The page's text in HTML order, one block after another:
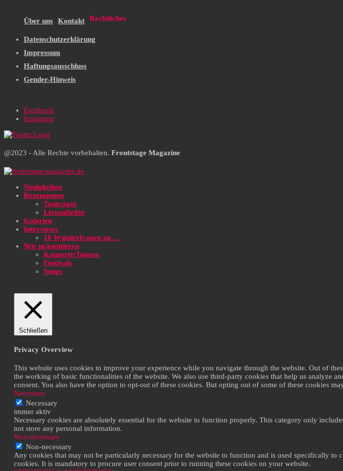
Über uns Kontakt Rechtliches
Datenschutzerklärung
Impressum
Haftungsausschluss
Gender-Hinweis
Facebook
Instagram
@2023 - Alle Rechte vorbehalten. Frontstage Magazine
Neuigkeiten
Rezensionen
Tonträger
Liveauftritte
Galerien
Interviews
10 Wunderfragen an …
Wir präsentieren
Konzerte/Touren
Festivals
Songs
Schließen
Privacy Overview
This website uses cookies to improve your experience while you navigate through the website. Out of
the working of basic functionalities of the website. We also use third-party cookies that help us analyze
consent. You also have the option to opt-out of these cookies. But opting out of some of these cookies
Necessary
Necessary
immer aktiv
Necessary cookies are absolutely essential for the website to function properly. This category only
not store any personal information.
Non-necessary
Non-necessary
Any cookies that may not be particularly necessary for the website to function and is used specifically to
cookies. It is mandatory to procure user consent prior to running these cookies on your website.